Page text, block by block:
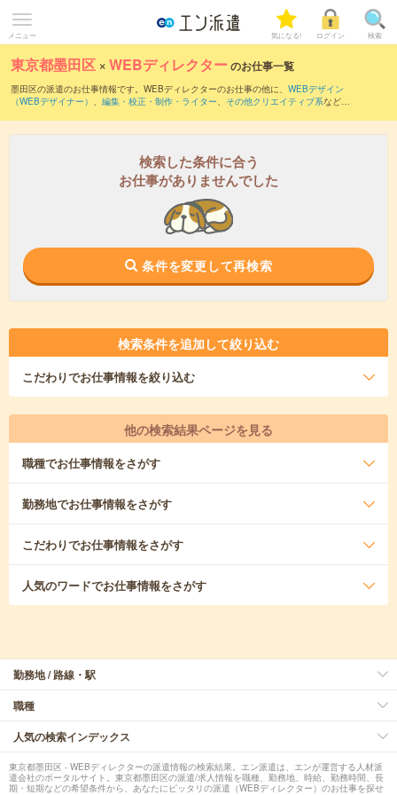
メニュー 気になる! ログイン 検索
東京都墨田区 ×WEBディレクターのお仕事一覧
墨田区の派遣のお仕事情報です。WEBディレクターのお仕事の他に、 WEBデザイン
（WEBデザイナー） 、 編集・校正・制作・ライター、 その他クリエイティブ系などを
検索した条件に合う
お仕事がありませんでした
条件を変更して再検索
検索条件を追加して絞り込む
こだわりでお仕事情報を絞り込む
他の検索結果ページを見る
職種でお仕事情報をさがす
勤務地でお仕事情報をさがす
こだわりでお仕事情報をさがす
人気のワードでお仕事情報をさがす
勤務地 / 路線・駅
職種
人気の検索インデックス
東京都墨田区 - WEBディレクターの派遣情報の検索結果。エン派遣は、エンが運営する人材派
遣会社のポータルサイト。東京都墨田区の派遣/求人情報を職種、勤務地、時給、勤務時間、長
期・短期などの希望条件から、あなたにピッタリの派遣（WEBディレクター）のお仕事を探せ